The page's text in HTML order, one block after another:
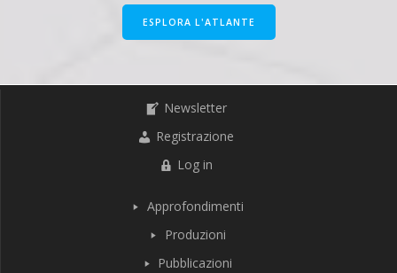
ESPLORA L'ATLANTE
Newsletter
Registrazione
Log in
Approfondimenti
Produzioni
Pubblicazioni